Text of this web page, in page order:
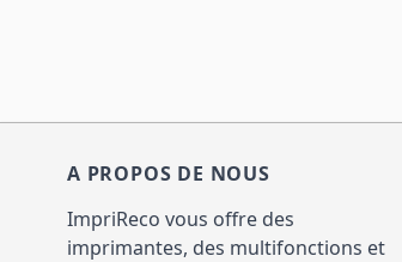
A PROPOS DE NOUS
ImpriReco vous offre des
imprimantes, des multifonctions et